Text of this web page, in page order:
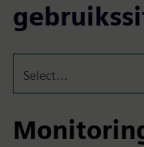
Select...